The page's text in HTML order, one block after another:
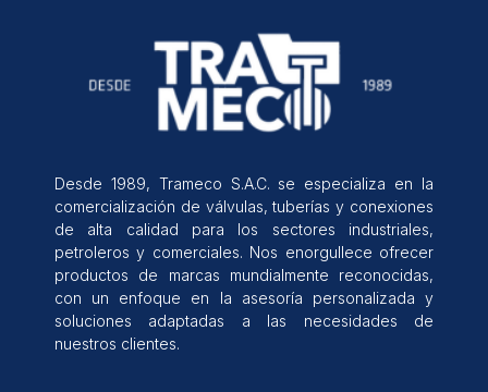
Desde 1989, Trameco S.A.C. se especializa en la
comercialización de válvulas, tuberías y conexiones
de alta calidad para los sectores industriales,
petroleros y comerciales. Nos enorgullece ofrecer
productos de marcas mundialmente reconocidas,
con un enfoque en la asesoría personalizada y
soluciones adaptadas a las necesidades de
nuestros clientes.